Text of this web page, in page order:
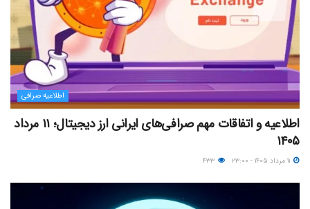
اطلاعیه صرافی
اطلاعیه و اتفاقات مهم صرافی‌های ایرانی ارز دیجیتال؛ ۱۱ مرداد
۱۴۰۵